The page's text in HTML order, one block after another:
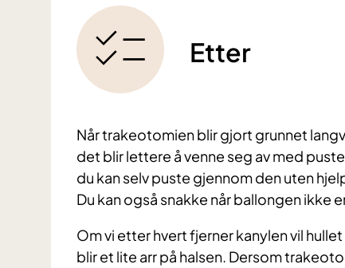
Etter
Når trakeotomien blir gjort grunnet
det blir lettere å venne seg av med
du kan selv puste gjennom den uten
Du kan også snakke når ballongen ikke
Om vi etter hvert fjerner kanylen vil
blir et lite arr på halsen. Dersom